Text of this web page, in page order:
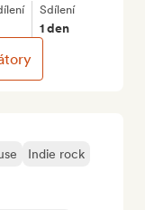
Indie rock
Sdílení
1 den